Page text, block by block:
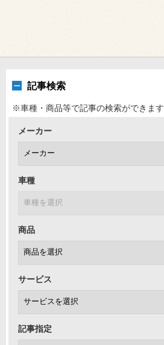
記事検索
※車種・商品等で記事の検索ができます
メーカー
車種
商品
サービス
記事指定